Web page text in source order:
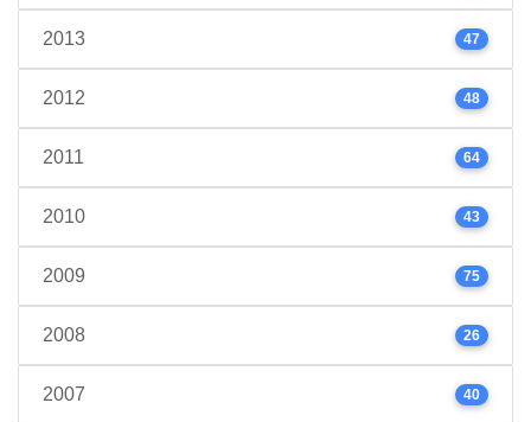
2013 47
2012 48
2011 64
2010 43
2009 75
2008 26
2007 40